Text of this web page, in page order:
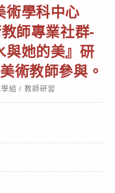
術學科中心
師專業社群-
與她的美』研
術教師參與。
組 / 教師研習